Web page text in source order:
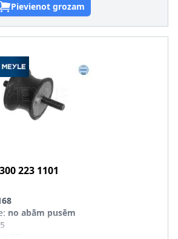
Pievienot grozam
300 223 1101
: no abām pusēm